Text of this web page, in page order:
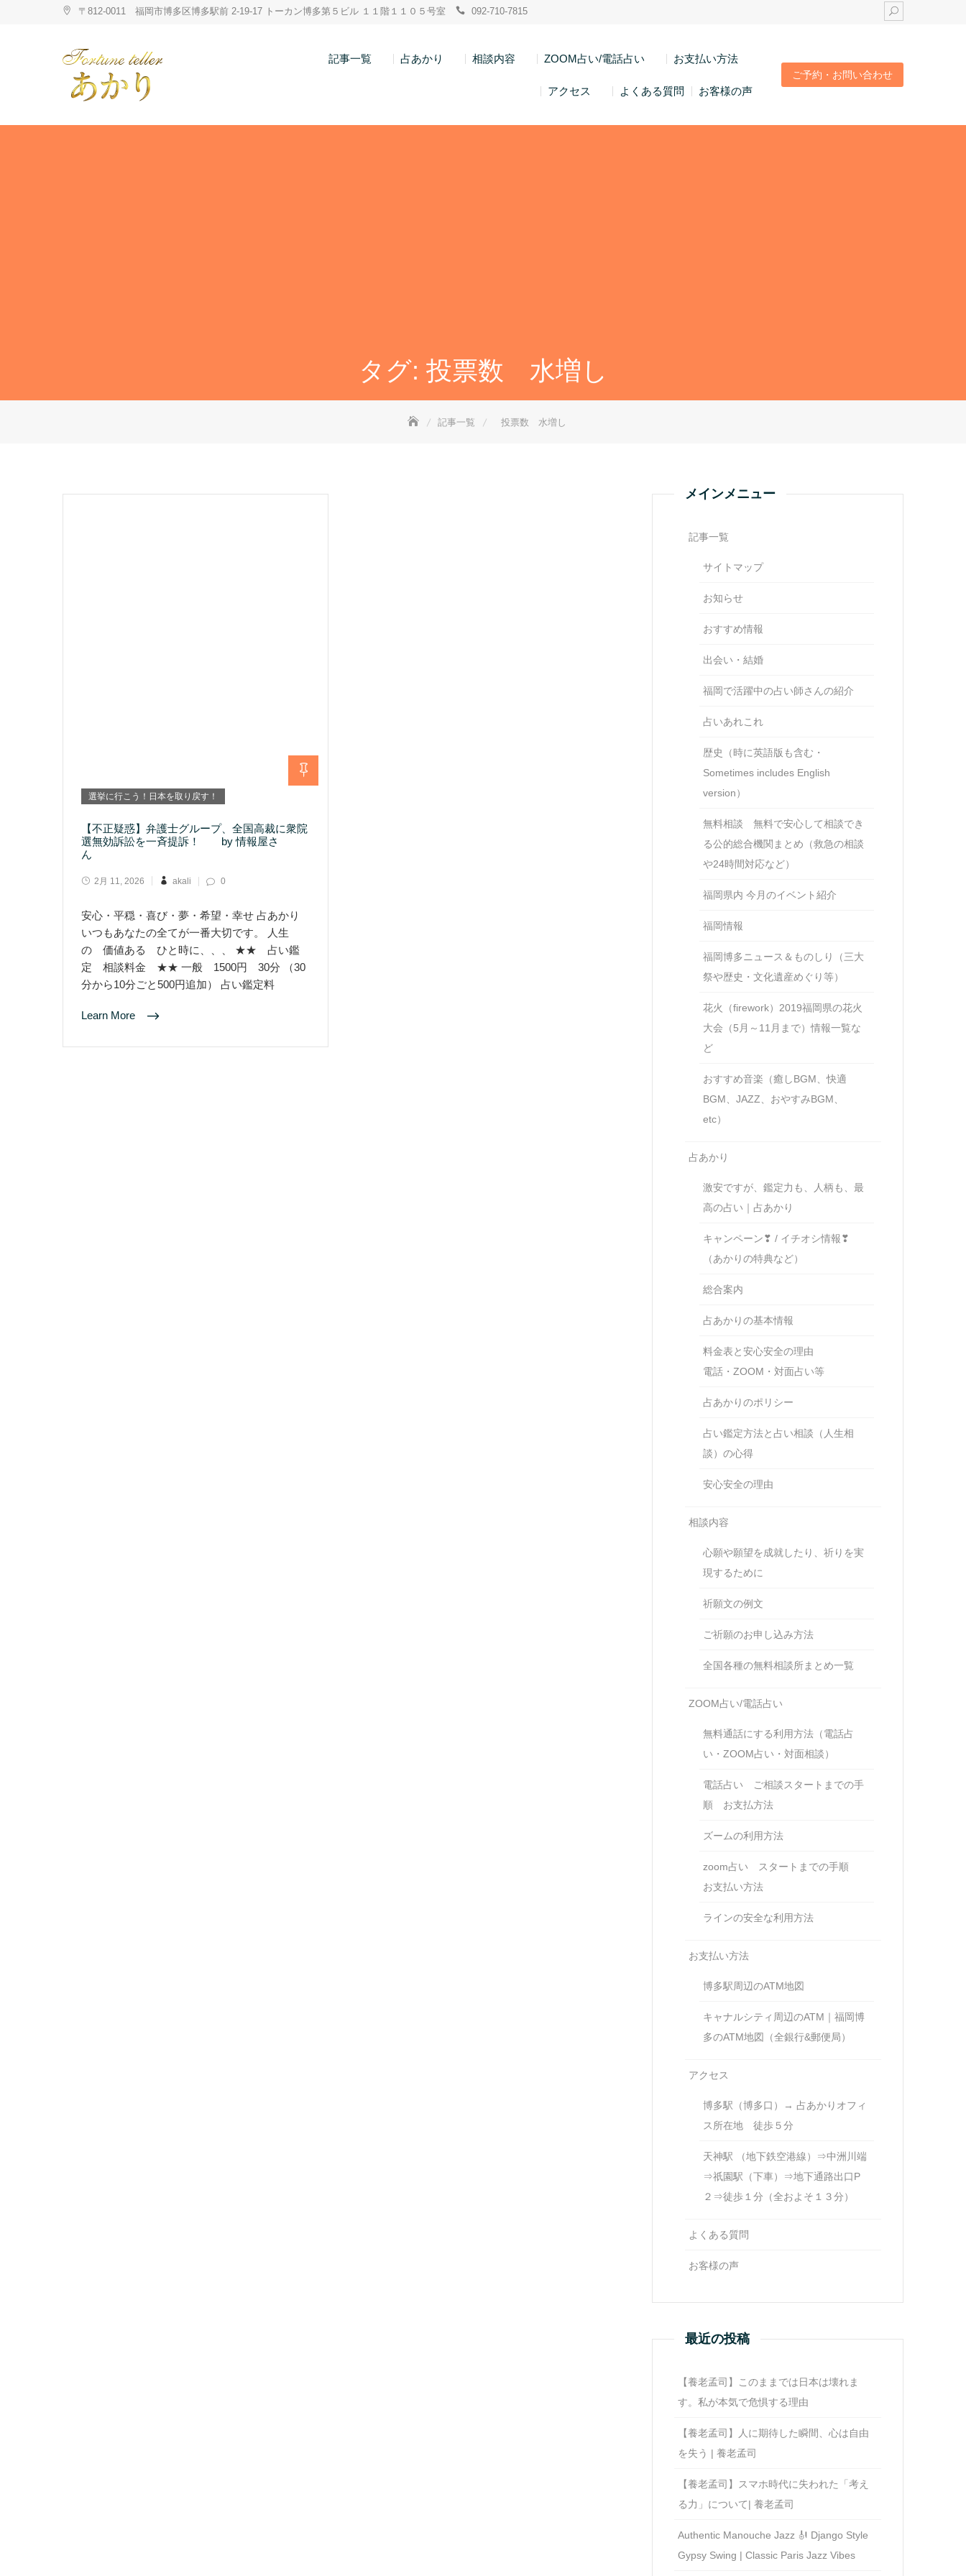
〒812-0011 福岡市博多区博多駅前 2-19-17 トーカン博多第５ビル １１階１１０５号室 092-710-7815
記事一覧 占あかり 相談内容 ZOOM占い/電話占い お支払い方法
アクセス よくある質問 お客様の声
ご予約・お問い合わせ
タグ: 投票数 水増し
記事一覧 投票数 水増し
選挙に行こう！日本を取り戻す！
【不正疑惑】弁護士グループ、全国高裁に衆院
選無効訴訟を一斉提訴！ by 情報屋さ
ん
2月 11, 2026 akali 0
安心・平穏・喜び・夢・希望・幸せ 占あかり
いつもあなたの全てが一番大切です。 人生
の 価値ある ひと時に、、、 ★★ 占い鑑
定 相談料金 ★★ 一般 1500円 30分 （30
分から10分ごと500円追加） 占い鑑定料
Learn More
メインメニュー
記事一覧
サイトマップ
お知らせ
おすすめ情報
出会い・結婚
福岡で活躍中の占い師さんの紹介
占いあれこれ
歴史（時に英語版も含む・
Sometimes includes English
version）
無料相談 無料で安心して相談でき
る公的総合機関まとめ（救急の相談
や24時間対応など）
福岡県内 今月のイベント紹介
福岡情報
福岡博多ニュース＆ものしり（三大
祭や歴史・文化遺産めぐり等）
花火（firework）2019福岡県の花火
大会（5月～11月まで）情報一覧な
ど
おすすめ音楽（癒しBGM、快適
BGM、JAZZ、おやすみBGM、
etc）
占あかり
激安ですが、鑑定力も、人柄も、最
高の占い｜占あかり
キャンペーン❣ / イチオシ情報❣
（あかりの特典など）
総合案内
占あかりの基本情報
料金表と安心安全の理由
電話・ZOOM・対面占い等
占あかりのポリシー
占い鑑定方法と占い相談（人生相
談）の心得
安心安全の理由
相談内容
心願や願望を成就したり、祈りを実
現するために
祈願文の例文
ご祈願のお申し込み方法
全国各種の無料相談所まとめ一覧
ZOOM占い/電話占い
無料通話にする利用方法（電話占
い・ZOOM占い・対面相談）
電話占い ご相談スタートまでの手
順 お支払方法
ズームの利用方法
zoom占い スタートまでの手順
お支払い方法
ラインの安全な利用方法
お支払い方法
博多駅周辺のATM地図
キャナルシティ周辺のATM｜福岡博
多のATM地図（全銀行&郵便局）
アクセス
博多駅（博多口）→ 占あかりオフィ
ス所在地 徒歩５分
天神駅 （地下鉄空港線）⇒中洲川端
⇒祇園駅（下車）⇒地下通路出口P
２⇒徒歩１分（全およそ１３分）
よくある質問
お客様の声
最近の投稿
【養老孟司】このままでは日本は壊れま
す。私が本気で危惧する理由
【養老孟司】人に期待した瞬間、心は自由
を失う | 養老孟司
【養老孟司】スマホ時代に失われた「考え
る力」について| 養老孟司
Authentic Manouche Jazz 🎻 Django Style
Gypsy Swing | Classic Paris Jazz Vibes